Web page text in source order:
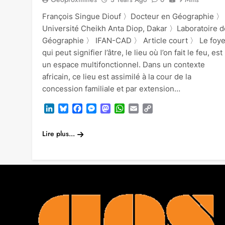
François Singue Diouf 〉Docteur en Géographie 〉
Université Cheikh Anta Diop, Dakar 〉Laboratoire
Géographie 〉 IFAN-CAD 〉 Article court 〉 Le
qui peut signifier l’âtre, le lieu où l’on fait le feu, est
un espace multifonctionnel. Dans un contexte
africain, ce lieu est assimilé à la cour de la
concession familiale et par extension…
LinkedInBlueskyFacebook
Messenger
Mastodon
WhatsApp
Email
Lire plus...